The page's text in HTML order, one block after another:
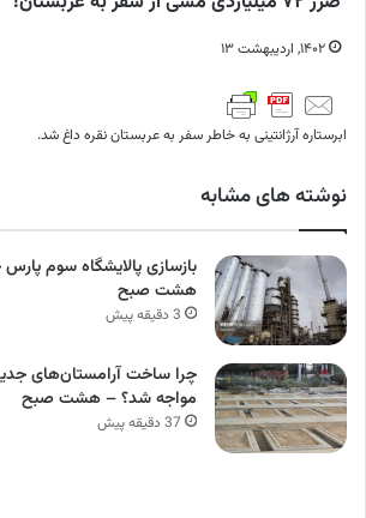
۱۴۰۲, اردیبهشت ۱۳
ابرستاره آرژانتینی به خاطر سفر به عربستان نقره داغ شد.
نوشته های مشابه
بازسازی پالایشگاه سوم
هشت صبح
3 دقیقه پیش
چرا ساخت آرامستان‌های
مواجه شد؟ – هشت صبح
37 دقیقه پیش